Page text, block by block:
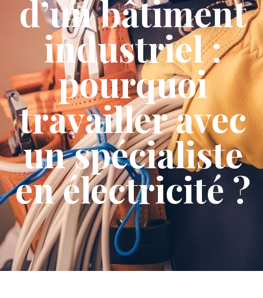
d’un bâtiment
industriel :
pourquoi
travailler avec
un spécialiste
en électricité ?